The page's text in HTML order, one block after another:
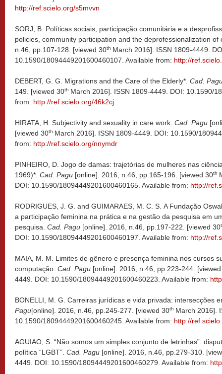
http://ref.scielo.org/s5mvvn
SORJ, B. Políticas sociais, participação comunitária e a
policies, community participation and the deprofessionalization of
n.46, pp.107-128. [viewed 30th March 2016]. ISSN 1809-4449.
10.1590/18094449201600460107. Available from: http://
DEBERT, G. G. Migrations and the Care of the Elderly*. Cad.
149. [viewed 30th March 2016]. ISSN 1809-4449. DOI: 10.1590/
from: http://ref.scielo.org/46k2cj
HIRATA, H. Subjectivity and sexuality in care work. Cad. Pagu
[viewed 30th March 2016]. ISSN 1809-4449. DOI: 10.1590/
from: http://ref.scielo.org/nnymdr
PINHEIRO, D. Jogo de damas: trajetórias de mulheres nas
1969)*. Cad. Pagu [online]. 2016, n.46, pp.165-196. [viewed 30th
DOI: 10.1590/18094449201600460165. Available from: http://
RODRIGUES, J. G. and GUIMARAES, M. C. S. A Fundação
a participação feminina na prática e na gestão da pesquisa em
pesquisa. Cad. Pagu [online]. 2016, n.46, pp.197-222. [viewed 30
DOI: 10.1590/18094449201600460197. Available from: http://
MAIA, M. M. Limites de gênero e presença feminina nos cursos
computação. Cad. Pagu [online]. 2016, n.46, pp.223-244.
4449. DOI: 10.1590/18094449201600460223. Available from:
BONELLI, M. G. Carreiras jurídicas e vida privada: intersecções
Pagu[online]. 2016, n.46, pp.245-277. [viewed 30th March 2016].
10.1590/18094449201600460245. Available from: http://
AGUIAO, S. “Não somos um simples conjunto de letrinhas”:
política “LGBT”. Cad. Pagu [online]. 2016, n.46, pp.279-310.
4449. DOI: 10.1590/18094449201600460279. Available from: